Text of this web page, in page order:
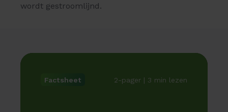
wordt gestroomlijnd.
Factsheet 2-pager | 3 min lezen